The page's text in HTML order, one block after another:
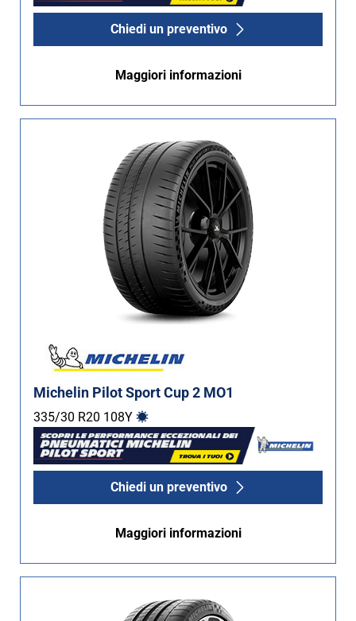
Chiedi un preventivo
Maggiori informazioni
Michelin Pilot Sport Cup 2 MO1
335/30 R20 108Y
Chiedi un preventivo
Maggiori informazioni